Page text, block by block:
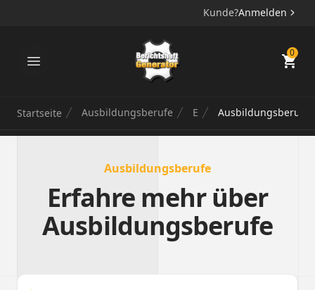
Kunde?Anmelden
Berichtsheft Generator 0
Startseite Ausbildungsberufe E Ausbildungsberufe
Ausbildungsberufe
Erfahre mehr über
Ausbildungsberufe